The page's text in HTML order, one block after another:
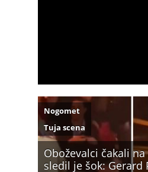
Oboževalci čakali
sledil je šok: Gerard
Nogomet
Tuja scena